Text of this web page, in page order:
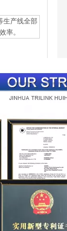
生产线全部
率。